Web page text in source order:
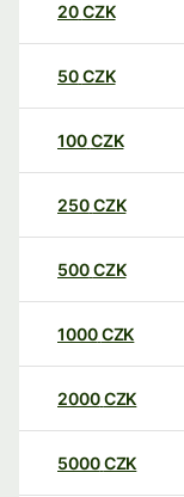
20CZK
50CZK
100CZK
250CZK
500CZK
1000CZK
2000CZK
5000CZK